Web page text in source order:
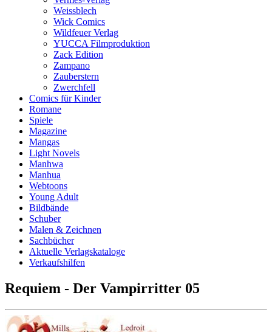
Weissblech
Wick Comics
Wildfeuer Verlag
YUCCA Filmproduktion
Zack Edition
Zampano
Zauberstern
Zwerchfell
Comics für Kinder
Romane
Spiele
Magazine
Mangas
Light Novels
Manhwa
Manhua
Webtoons
Young Adult
Bildbände
Schuber
Malen & Zeichnen
Sachbücher
Aktuelle Verlagskataloge
Verkaufshilfen
Requiem - Der Vampirritter 05